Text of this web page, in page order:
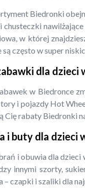
Biedronki
chusteczki
w której
są często w super
dla dzieci
w Biedronce
tory i pojazdy Hot
Cię rabaty Biedronki
i buty dla dzieci
i obuwia dla dzieci
innymi szorty,
– czapki i szaliki dla